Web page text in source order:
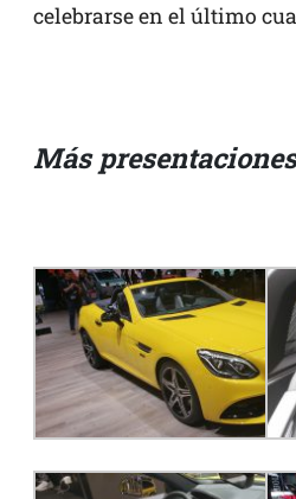
celebrarse en el último
Más presentaciones